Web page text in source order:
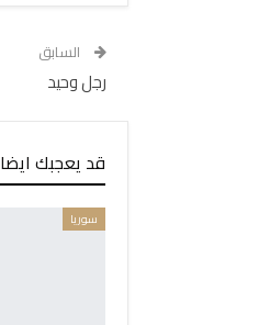
السابق
رجل وحيد
قد يعجبك ايضا
سوريا